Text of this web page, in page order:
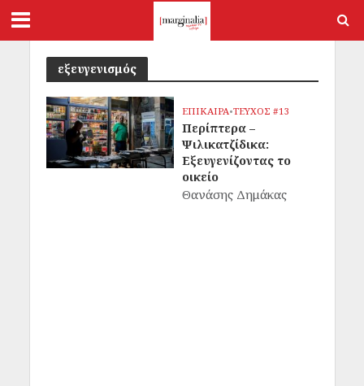
εξευγενισμός
ΕΠΙΚΑΙΡΑ•ΤΕΥΧΟΣ #13
Περίπτερα –
Ψιλικατζίδικα:
Εξευγενίζοντας το
οικείο
Θανάσης Δημάκας